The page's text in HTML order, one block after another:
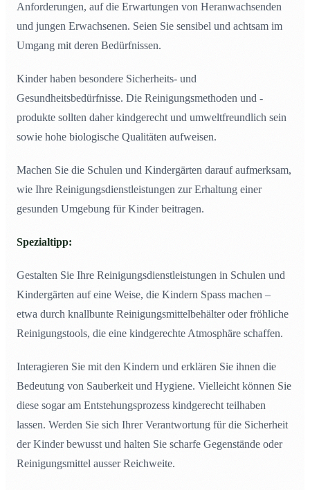
Anforderungen, auf die Erwartungen von Heranwachsenden
und jungen Erwachsenen. Seien Sie sensibel und achtsam im
Umgang mit deren Bedürfnissen.
Kinder haben besondere Sicherheits- und
Gesundheitsbedürfnisse. Die Reinigungsmethoden und -
produkte sollten daher kindgerecht und umweltfreundlich sein
sowie hohe biologische Qualitäten aufweisen.
Machen Sie die Schulen und Kindergärten darauf aufmerksam,
wie Ihre Reinigungsdienstleistungen zur Erhaltung einer
gesunden Umgebung für Kinder beitragen.
Spezialtipp:
Gestalten Sie Ihre Reinigungsdienstleistungen in Schulen und
Kindergärten auf eine Weise, die Kindern Spass machen –
etwa durch knallbunte Reinigungsmittelbehälter oder fröhliche
Reinigungstools, die eine kindgerechte Atmosphäre schaffen.
Interagieren Sie mit den Kindern und erklären Sie ihnen die
Bedeutung von Sauberkeit und Hygiene. Vielleicht können Sie
diese sogar am Entstehungsprozess kindgerecht teilhaben
lassen. Werden Sie sich Ihrer Verantwortung für die Sicherheit
der Kinder bewusst und halten Sie scharfe Gegenstände oder
Reinigungsmittel ausser Reichweite.